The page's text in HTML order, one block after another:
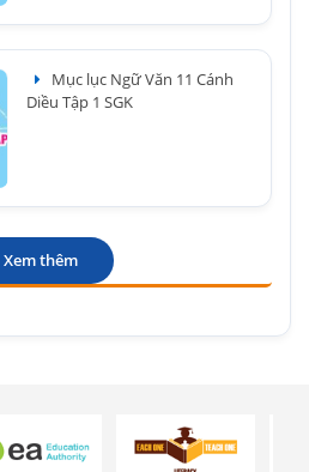
Mục lục Ngữ Văn 11 Cánh
Diều Tập 1 SGK
Xem thêm